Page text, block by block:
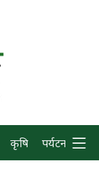
कृषि पर्यटन प्रवास